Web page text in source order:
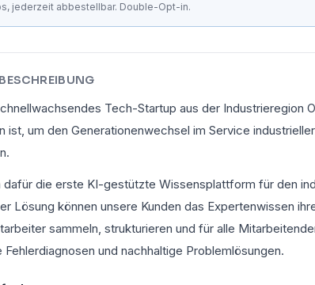
jederzeit abbestellbar. Double-Opt-in.
Tech-Startup aus der Industrieregion
ist, um den Generationenwechsel im Service
dafür die erste KI-gestützte Wissensplattform für den
Lösung können unsere Kunden das Expertenwissen
sammeln, strukturieren und für alle
Fehlerdiagnosen und nachhaltige Problemlösungen.